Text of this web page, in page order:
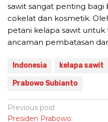
sawit sangat penting bagi
cokelat dan kosmetik.
petani kelapa sawit
ancaman pembatasan
Indonesia kelapa sawit
Prabowo Subianto
Post
Previous post
Presiden Prabowo: